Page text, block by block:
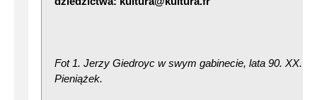
Fot 1. Jerzy Giedroyc w swym gabinecie, lata 90. XX.
Pieniążek.